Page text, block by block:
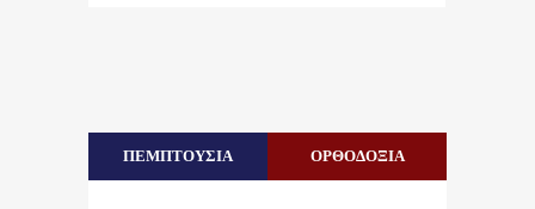
ΠΕΜΠΤΟΥΣΙΑ ΟΡΘΟΔΟΞΙΑ